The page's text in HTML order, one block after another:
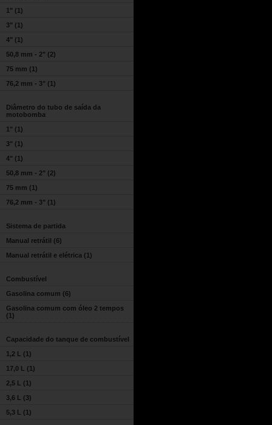
1" (1)
3" (1)
4" (1)
50,8 mm - 2" (2)
75 mm (1)
76,2 mm - 3" (1)
Diâmetro do tubo de saída da
motobomba
1" (1)
3" (1)
4" (1)
50,8 mm - 2" (2)
75 mm (1)
76,2 mm - 3" (1)
Sistema de partida
Manual retrátil (6)
Manual retrátil e elétrica (1)
Combustível
Gasolina comum (6)
Gasolina comum com óleo 2 tempos
(1)
Capacidade do tanque de combustível
1,2 L
(1)
17,0 L
(1)
2,5 L
(1)
3,6 L
(3)
5,3 L
(1)